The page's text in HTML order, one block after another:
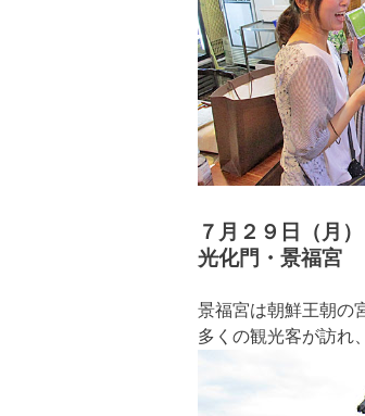
７月２９日（月）
光化門・景福宮
景福宮は朝鮮王朝の
多くの観光客が訪れ